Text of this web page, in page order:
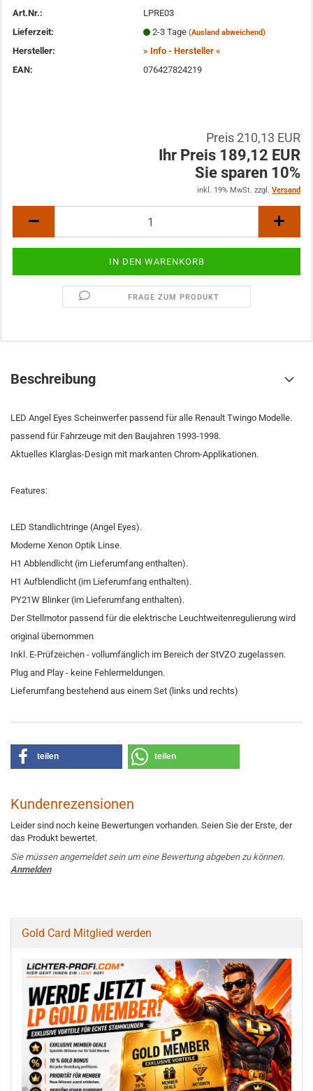
Art.Nr.:
LPRE03
Lieferzeit:
2-3 Tage (Ausland abweichend)
Hersteller:
» Info - Hersteller «
EAN:
076427824219
Preis 210,13 EUR
Ihr Preis 189,12 EUR
Sie sparen 10%
inkl. 19% MwSt. zzgl. Versand
FRAGE ZUM PRODUKT
Beschreibung
LED Angel Eyes Scheinwerfer passend für alle Renault Twingo Modelle.
passend für Fahrzeuge mit den Baujahren 1993-1998.
Aktuelles Klarglas-Design mit markanten Chrom-Applikationen.
Features:
LED Standlichtringe (Angel Eyes).
Moderne Xenon Optik Linse.
H1 Abblendlicht (im Lieferumfang enthalten).
H1 Aufblendlicht (im Lieferumfang enthalten).
PY21W Blinker (im Lieferumfang enthalten).
Der Stellmotor passend für die elektrische Leuchtweitenregulierung wird
original übernommen
Inkl. E-Prüfzeichen - vollumfänglich im Bereich der StVZO zugelassen.
Plug and Play - keine Fehlermeldungen.
Lieferumfang bestehend aus einem Set (links und rechts)
teilen teilen
Kundenrezensionen
Leider sind noch keine Bewertungen vorhanden. Seien Sie der Erste, der
das Produkt bewertet.
Sie müssen angemeldet sein um eine Bewertung abgeben zu können.
Anmelden
Gold Card Mitglied werden